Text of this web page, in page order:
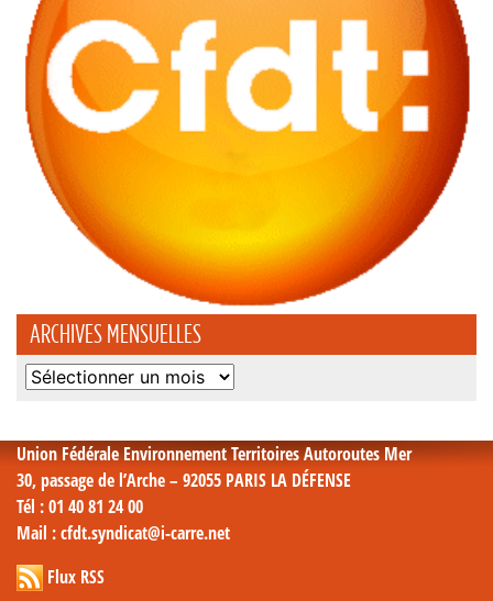
ARCHIVES MENSUELLES
Archives
Union Fédérale Environnement Territoires Autoroutes Mer
30, passage de l’Arche – 92055 PARIS LA DÉFENSE
Tél : 01 40 81 24 00
Mail : cfdt.syndicat@i-carre.net
Flux RSS